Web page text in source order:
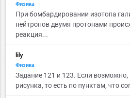
Физика
При бомбардировании изотопа
нейтронов двумя протонами
реакция...
lily
Физика
Задание 121 и 123. Если возможно,
рисунка, то есть по пунктам, что